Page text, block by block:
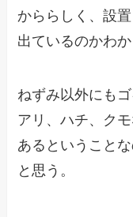
かららしく、設
出ているのかわか
ねずみ以外にも
アリ、ハチ、ク
あるということ
と思う。